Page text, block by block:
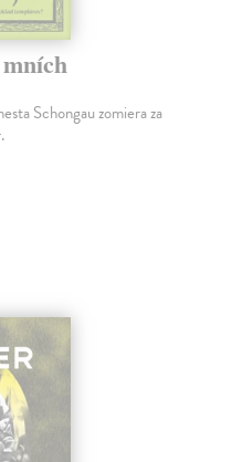
Schongau zomiera za